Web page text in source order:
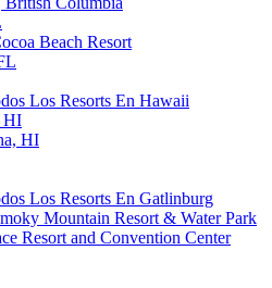
Beach Resort
Los Resorts En Hawaii
HI
HI
Los Resorts En Gatlinburg
Mountain Resort & Water Park
Resort and Convention Center